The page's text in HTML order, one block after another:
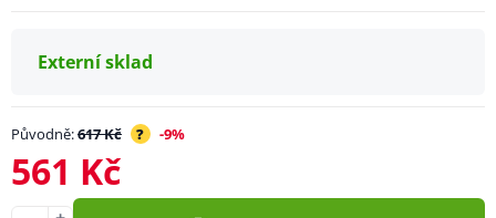
Externí sklad
Původně:617 Kč ? -9%
561 Kč